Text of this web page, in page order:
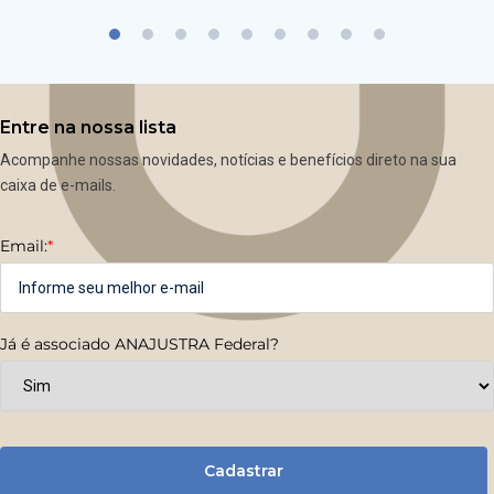
Entre na nossa lista
Acompanhe nossas novidades, notícias e benefícios direto na sua
caixa de e-mails.
Email:*
Já é associado ANAJUSTRA Federal?
Cadastrar